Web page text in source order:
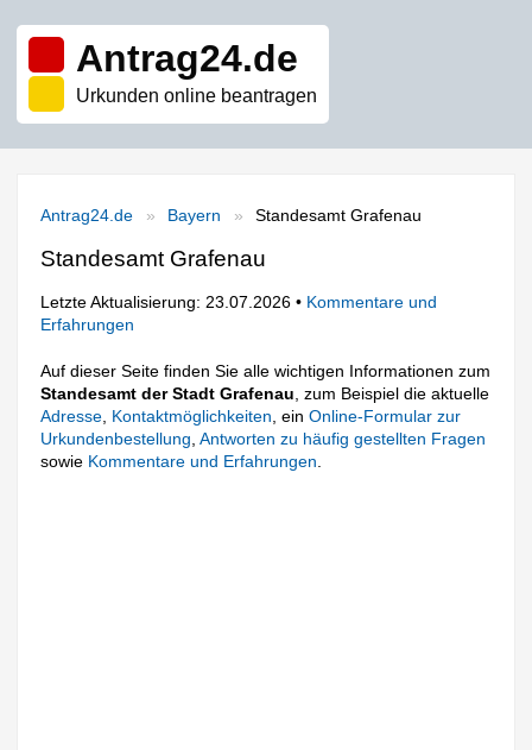
Antrag24.de
Urkunden online beantragen
Antrag24.de Bayern Standesamt Grafenau
Standesamt Grafenau
Letzte Aktualisierung: 23.07.2026 • Kommentare und
Erfahrungen
Auf dieser Seite finden Sie alle wichtigen Informationen zum
Standesamt der Stadt Grafenau , zum Beispiel die aktuelle
Adresse Kontaktmöglichkeiten , einOnline-Formular zur
Urkundenbestellung ,Antworten zu häufig gestellten Fragen
sowie Kommentare und Erfahrungen